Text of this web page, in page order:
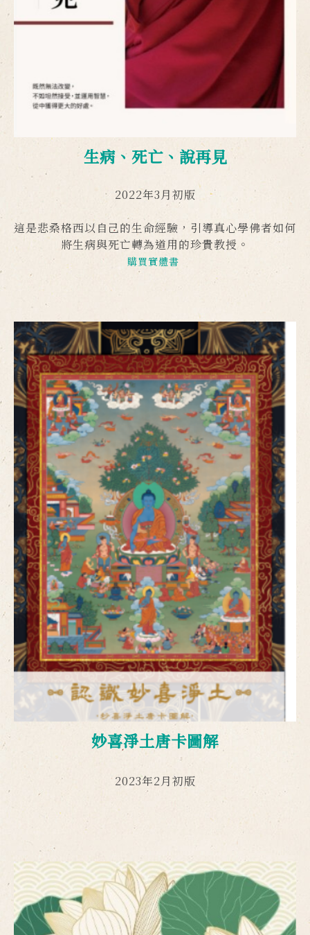
生病、死亡、說再見
2022年3月初版
這是悲桑格西以自己的生命經驗，引導真心學佛者如何
將生病與死亡轉為道用的珍貴教授。
購買實體書
妙喜淨土唐卡圖解
2023年2月初版